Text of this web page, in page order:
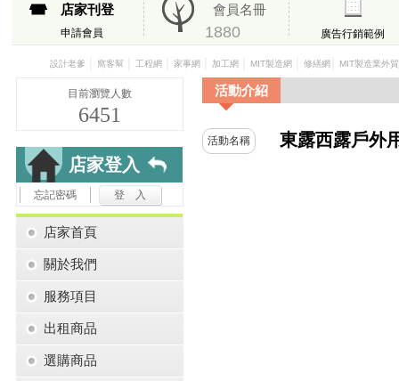
店家刊登
申請會員
會員名冊
1880 廣告行銷範例
設計老爹 窩客幫 工程網 家事網 加工網 MIT製造網 修繕網 MIT製造業外
目前瀏覽人數
6451
店家登入
忘記密碼
店家首頁
關於我們
服務項目
出租商品
選購商品
活動介紹
活動名稱 東露西露戶外